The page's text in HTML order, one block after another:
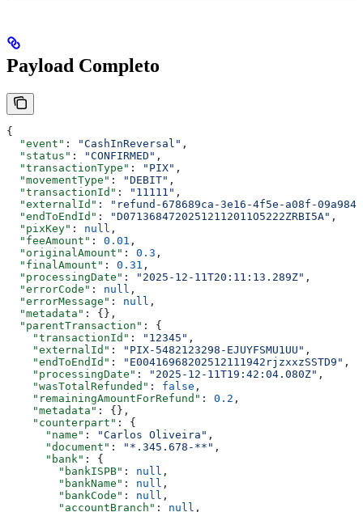
Payload Completo
{
  "event"
: "CashInReversal" ,
  "status"
: "CONFIRMED" ,
  "transactionType"
: "PIX" ,
  "movementType"
: "DEBIT" ,
  "transactionId"
: "11111" ,
  "externalId"
:
"refund-678689ca-3e16-4f5e-a08f-
  "endToEndId"
: "D07136847202512112011O5222ZRBI5A" ,
  "pixKey"
: null ,
  "feeAmount"
: 0.01 ,
  "originalAmount"
: 0.3 ,
  "finalAmount"
: 0.31 ,
  "processingDate"
: "2025-12-11T20:11:13.289Z" ,
  "errorCode"
: null ,
  "errorMessage"
: null ,
  "metadata"
: {},
  "parentTransaction"
: {
    "transactionId"
: "12345" ,
    "externalId"
: "PIX-5482123298-EJUYFSMU1UU" ,
    "endToEndId"
: "E00416968202512111942rjzxxzSSTD9" ,
    "processingDate"
: "2025-12-11T19:42:04.080Z" ,
    "wasTotalRefunded"
: false ,
    "remainingAmountForRefund"
: 0.2 ,
    "metadata"
: {},
    "counterpart"
: {
      "name"
: "Carlos Oliveira" ,
      "document"
: "*.345.678-**" ,
      "bank"
: {
        "bankISPB"
: null ,
        "bankName"
: null ,
        "bankCode"
: null ,
        "accountBranch"
: null ,